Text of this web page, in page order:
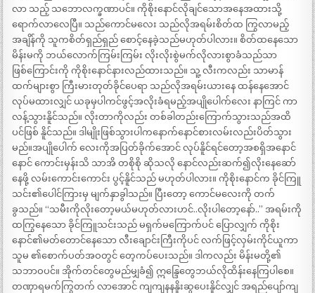
လာ သည့် သဘောလက္ခဏာပင်။ ကိုစိုးနောင်လိုချင်သောအနေအထားသို့
ရောက်လာလေပြီ။ သည်ကောင်မလေး သည်လိုအရမ်းစိတ်ထ ကြွလာမည့်
အချိန်ကို သူကစိတ်ရှည်ရှည် စောင့်နေခဲ့သည်မဟုတ်ပါလား။ စိတ်ထနေသော
မိန်းမကို ဘယ်လောက်ကြမ်းကြမ်း လိုးလိုးစွဲမက်လိုလားစွာခံသည်သာ
ဖြစ်ကြောင်းကို ကိုစိုးနောင်နားလည်ထားသည်။ သူ့ လီးကလည်း သာမာန်
ထက်များစွာ ကြီးမားတုတ်ခိုင်ပေရာ သည်လိုအရမ်းယားနေ ထန်နေအောင်
လုပ်မထားလျှင် ယခုမှပါကင်ဖွင့်အလိုးခံရမည့်အပျိုပေါက်လေး နာကြင် ကာ
လန့်သွားနိူင်သည်။ လိုးတာကိုလည်း တစ်ခါတည်းကြောက်သွားသည်အထိ
ပင်ဖြစ် နိူင်သည်။ ဒါမျိုးဖြစ်သွားပါကနောက်နောင်စားလမ်းလည်းပိတ်သွား
မည်။အပျိုပေါက် လေးကိုအပြတ်ခိုက်အောင် လုပ်နိူင်ရင်တော့အစရှိအနောင်
နောင် ကောင်းမှန်းသိ သာအိ တစိုစို ဆိုသလို နောင်လည်းဆက်၍လိုးနေဆော်
နေဖို့ လမ်းကောင်းကောင်း ပွင့်နိူင်သည် မဟုတ်ပါလား။ ကိုစိုးနောင်က ခိုင်ကြူ
သင်း၏ပေါင်ကြားမှ မျက်နှာခွါသည်။ ပြီးတော့ ကောင်မလေးကို တက်
ခွသည်။ “သမီးကိုလိုးတော့မယ်မဟုတ်လားဟင်..လိုးပါတော့နော်..” အရမ်းကို
ထကြွနေသော ခိုင်ကြူသင်းသည် မရှက်မကြောက်ပင် ပြောလျှက် ကိုစိုး
နောင်၏မတ်တောင်နေသော လီးချောင်းကြီးကိုပင် လက်ဖြင့်လှမ်းကိုင်ယူကာ
သူမ ၏စောက်ပတ်အဝတွင် တေ့ကပ်ပေးသည်။ ဒါကလည်း မိန်းမတို့၏
သဘာဝပင်။ အိုက်တင်တွေမည်မျှခံ၍ ဣန္ဒြေတွေဘယ်လိုထိန်းနေကြပါစေ။
တဏှာရမက်ကြွတက် လာအောင် ကျကျနနနိူးဆွပေးနိူင်လျှင် အရည်ပျော်ကျ